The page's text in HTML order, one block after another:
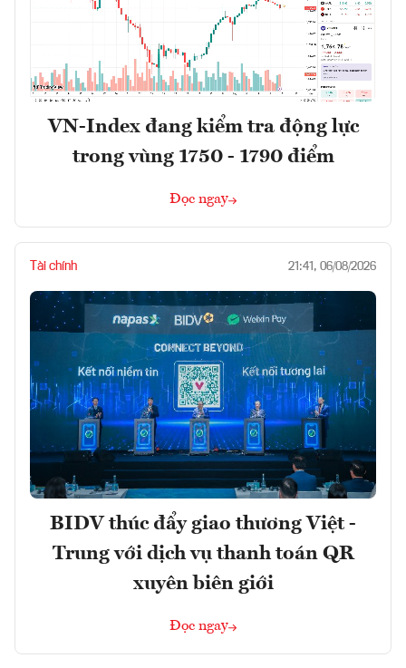
VN-Index đang kiểm tra động lực
trong vùng 1750 - 1790 điểm
Đọc ngay
Tài chính 21:41, 06/08/2026
BIDV thúc đẩy giao thương Việt -
Trung với dịch vụ thanh toán QR
xuyên biên giới
Đọc ngay